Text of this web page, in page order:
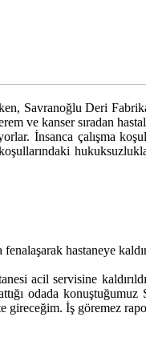
Savranoğlu Deri
ve kanser sıradan
İnsanca çalışma
hastaneye
acil servisine
odada
İş göremez